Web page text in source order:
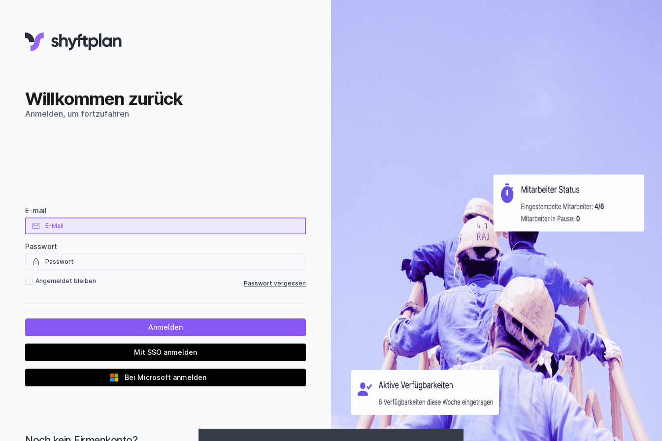
Willkommen zurück
Anmelden, um fortzufahren
E-mail
Passwort
Angemeldet bleiben Passwort vergessen
Mit SSO anmelden
Bei Microsoft anmelden